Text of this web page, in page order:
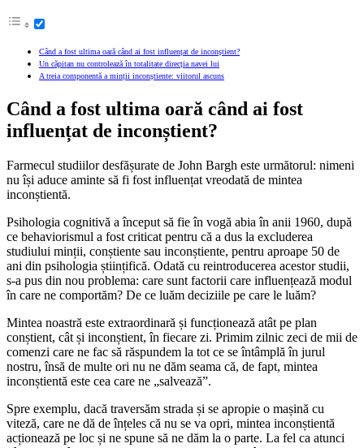
Când a fost ultima oară când ai fost influențat de inconștient?
Un căpitan nu controlează în totalitate direcția navei lui
A treia componentă a minții inconștiente: viitorul ascuns
Când a fost ultima oară când ai fost
influențat de inconștient?
Farmecul studiilor desfășurate de John Bargh este următorul: nimeni
nu își aduce aminte să fi fost influențat vreodată de mintea
inconștientă.
Psihologia cognitivă a început să fie în vogă abia în anii 1960, după
ce behaviorismul a fost criticat pentru că a dus la excluderea
studiului minții, conștiente sau inconștiente, pentru aproape 50 de
ani din psihologia științifică. Odată cu reintroducerea acestor studii,
s-a pus din nou problema: care sunt factorii care influențează modul
în care ne comportăm? De ce luăm deciziile pe care le luăm?
Mintea noastră este extraordinară și funcționează atât pe plan
conștient, cât și inconștient, în fiecare zi. Primim zilnic zeci de mii de
comenzi care ne fac să răspundem la tot ce se întâmplă în jurul
nostru, însă de multe ori nu ne dăm seama că, de fapt, mintea
inconștientă este cea care ne „salvează”.
Spre exemplu, dacă traversăm strada și se apropie o mașină cu
viteză, care ne dă de înțeles că nu se va opri, mintea inconștientă
acționează pe loc și ne spune să ne dăm la o parte. La fel ca atunci